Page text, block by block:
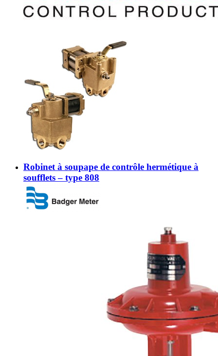
Robinet à soupape de contrôle hermétique à
soufflets – type 808